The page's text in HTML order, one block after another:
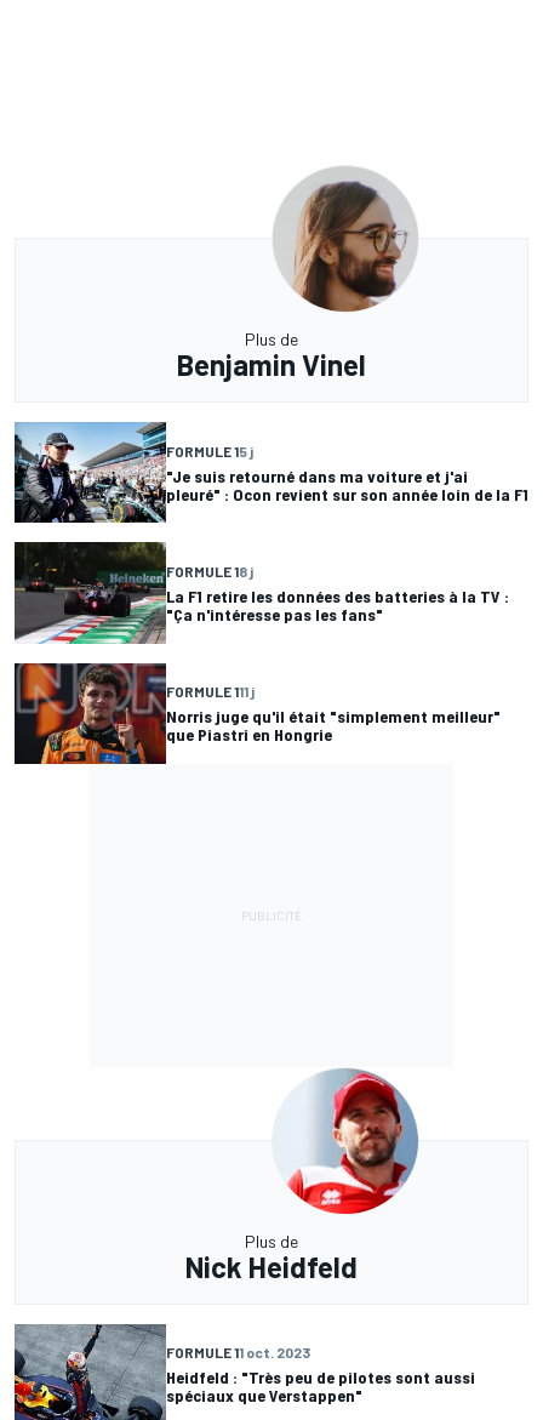
Plus de
Benjamin Vinel
FORMULE 15 j
"Je suis retourné dans ma voiture et j'ai
pleuré" : Ocon revient sur son année loin de la F1
FORMULE 18 j
La F1 retire les données des batteries à la TV :
"Ça n'intéresse pas les fans"
FORMULE 111 j
Norris juge qu'il était "simplement meilleur"
que Piastri en Hongrie
Plus de
Nick Heidfeld
FORMULE 11 oct. 2023
Heidfeld : "Très peu de pilotes sont aussi
spéciaux que Verstappen"